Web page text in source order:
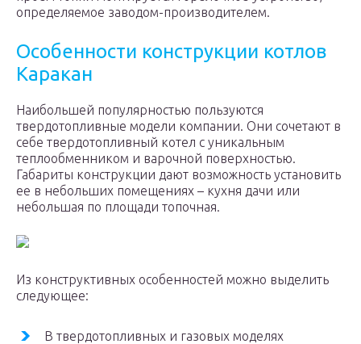
определяемое заводом-производителем.
Особенности конструкции котлов
Каракан
Наибольшей популярностью пользуются
твердотопливные модели компании. Они сочетают в
себе твердотопливный котел с уникальным
теплообменником и варочной поверхностью.
Габариты конструкции дают возможность установить
ее в небольших помещениях – кухня дачи или
небольшая по площади топочная.
Из конструктивных особенностей можно выделить
следующее:
В твердотопливных и газовых моделях